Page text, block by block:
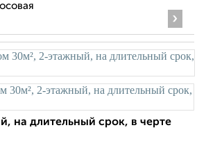
›
на длительный срок, в черте